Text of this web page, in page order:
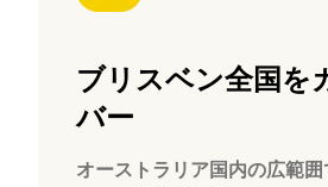
ブリスベン全国を
バー
オーストラリア国内の広範囲